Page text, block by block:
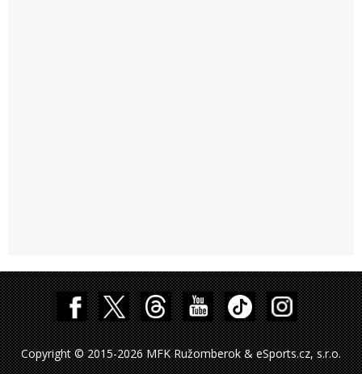
Copyright © 2015-2026 MFK Ružomberok & eSports.cz, s.r.o.